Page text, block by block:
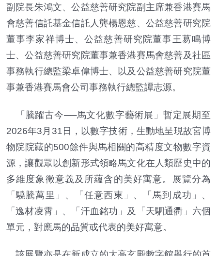
副院長朱鴻文、公益慈善研究院副主席兼香港賽馬
會慈善信託基金信託人龔楊恩慈、公益慈善研究院
董事李家祥博士、公益慈善研究院董事王䓪鳴博
士、公益慈善研究院董事兼香港賽馬會慈善及社區
事務執行總監梁卓偉博士、以及公益慈善研究院董
事兼香港賽馬會公司事務執行總監譚志源。
「騰躍古今──馬文化數字藝術展」暫定展期至
2026年3月31日，以數字技術，生動地呈現故宮博
物院院藏的500餘件與馬相關的高精度文物數字資
源，讓觀眾以創新形式領略馬文化在人類歷史中的
多維度象徵意義及所蘊含的美好寓意。展覽分為
「驍騰萬里」、「任意西東」、「馬到成功」、
「逸材凌霄」、「汗血銘功」及「天駟通衢」六個
單元，對應馬的品質或代表的美好寓意。